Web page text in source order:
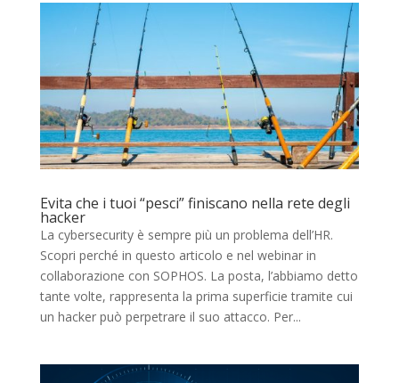
Evita che i tuoi “pesci” finiscano nella rete degli
hacker
La cybersecurity è sempre più un problema dell’HR.
Scopri perché in questo articolo e nel webinar in
collaborazione con SOPHOS. La posta, l’abbiamo detto
tante volte, rappresenta la prima superficie tramite cui
un hacker può perpetrare il suo attacco. Per...